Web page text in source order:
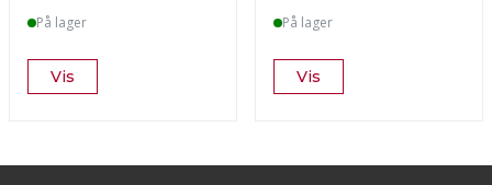
På lager
Vis
På lager
Vis